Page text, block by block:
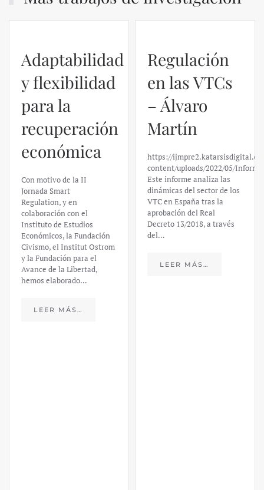
Adaptabilidad
y flexibilidad
para la
recuperación
económica
Con motivo de la II
Jornada Smart
Regulation, y en
colaboración con el
Instituto de Estudios
Económicos, la Fundación
Civismo, el Institut Ostrom
y la Fundación para el
Avance de la Libertad,
hemos elaborado…
LEER MÁS…
Regulación
en las VTCs
– Álvaro
Martín
https://
content/uploads/2022/05/
Este informe analiza las
dinámicas del sector de los
VTC en España tras la
aprobación del Real
Decreto 13/2018, a través
del…
LEER MÁS…